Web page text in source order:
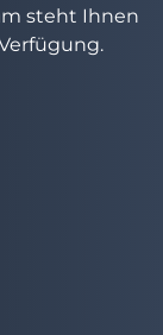
steht Ihnen